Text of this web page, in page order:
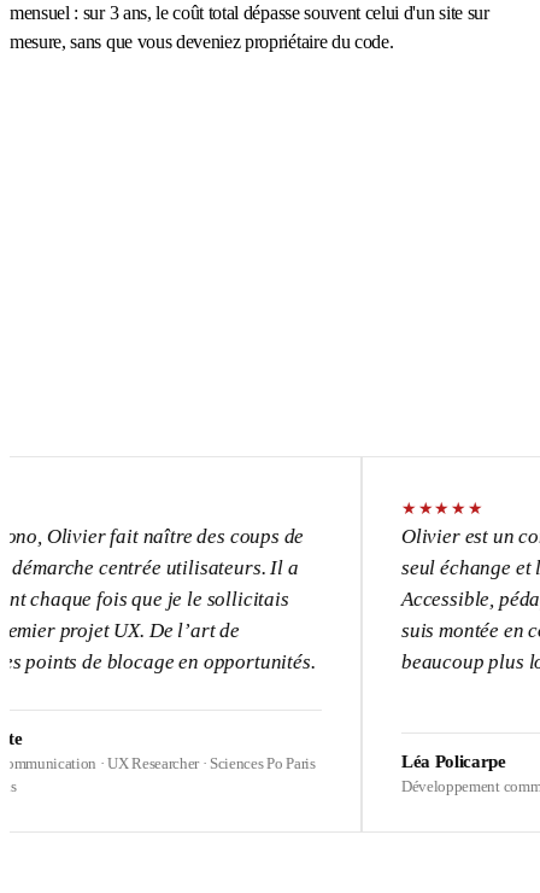
mensuel : sur 3 ans, le coût total dépasse souvent celui d'un site sur
mesure, sans que vous deveniez propriétaire du code.
fait naître des coups de
centrée utilisateurs. Il a
fois que je le sollicitais
UX. De l’art de
de blocage en opportunités.
· UX Researcher · Sciences Po Paris
★
Olivier est un
seul échange et l’UX
Accessible,
suis montée en
beaucoup plus loin sur
Léa Policarpe
Développement commercial ·